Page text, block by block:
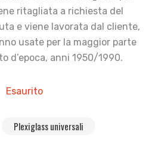
ritagliata a richiesta del
e viene lavorata dal cliente,
usate per la maggior parte
d’epoca, anni 1950/1990.
Esaurito
Plexiglass universali